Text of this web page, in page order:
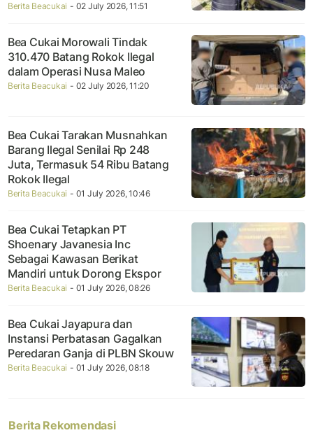
Berita Beacukai - 02 July 2026, 11:51
Bea Cukai Morowali Tindak
310.470 Batang Rokok Ilegal
dalam Operasi Nusa Maleo
Berita Beacukai - 02 July 2026, 11:20
Bea Cukai Tarakan Musnahkan
Barang Ilegal Senilai Rp 248
Juta, Termasuk 54 Ribu Batang
Rokok Ilegal
Berita Beacukai - 01 July 2026, 10:46
Bea Cukai Tetapkan PT
Shoenary Javanesia Inc
Sebagai Kawasan Berikat
Mandiri untuk Dorong Ekspor
Berita Beacukai - 01 July 2026, 08:26
Bea Cukai Jayapura dan
Instansi Perbatasan Gagalkan
Peredaran Ganja di PLBN Skouw
Berita Beacukai - 01 July 2026, 08:18
Berita Rekomendasi